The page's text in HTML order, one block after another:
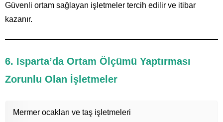
Güvenli ortam sağlayan işletmeler tercih edilir ve itibar
kazanır.
6. Isparta’da Ortam Ölçümü Yaptırması
Zorunlu Olan İşletmeler
Mermer ocakları ve taş işletmeleri